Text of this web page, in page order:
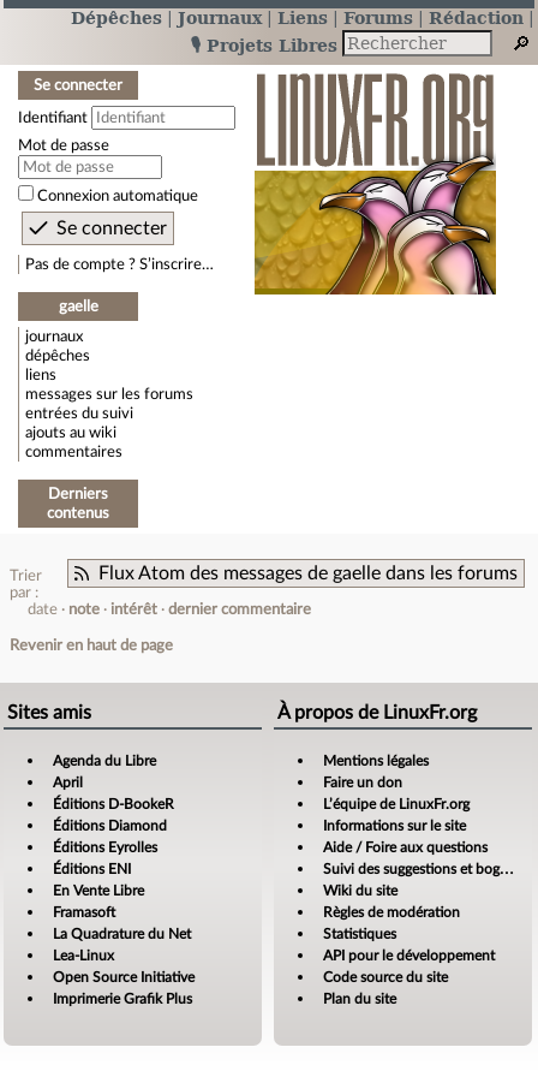
Dépêches Journaux Liens Forums
Rédaction
🎙️ Projets Libres
Se connecter
Identifiant
Mot de passe
Connexion automatique
Pas de compte ? S’inscrire…
gaelle
journaux
dépêches
liens
messages sur les forums
entrées du suivi
ajouts au wiki
commentaires
Derniers
contenus
Flux Atom des messages de gaelle dans les forums
Trier
par :
date
note intérêt dernier commentaire
Revenir en haut de page
Sites amis
Agenda du Libre
April
Éditions D-BookeR
Éditions Diamond
Éditions Eyrolles
Éditions ENI
En Vente Libre
Framasoft
La Quadrature du Net
Lea-Linux
Open Source Initiative
Imprimerie Grafik Plus
À propos de LinuxFr.org
Mentions légales
Faire un don
L’équipe de LinuxFr.org
Informations sur le site
Aide / Foire aux questions
Suivi des suggestions et bogues
Wiki du site
Règles de modération
Statistiques
API pour le développement
Code source du site
Plan du site